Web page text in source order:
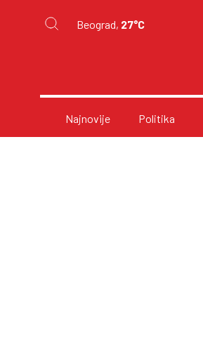
Beograd, 27°C
Najnovije Politika